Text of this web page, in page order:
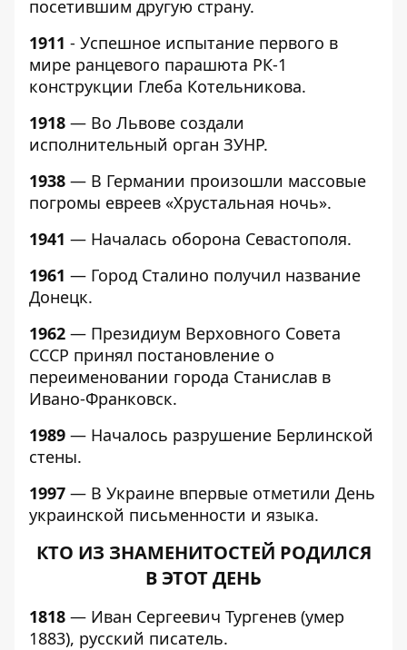
посетившим другую страну.
1911 - Успешное испытание первого в
мире ранцевого парашюта РК-1
конструкции Глеба Котельникова.
1918 — Во Львове создали
исполнительный орган ЗУНР.
1938 — В Германии произошли массовые
погромы евреев «Хрустальная ночь».
1941 — Началась оборона Севастополя.
1961 — Город Сталино получил название
Донецк.
1962 — Президиум Верховного Совета
СССР принял постановление о
переименовании города Станислав в
Ивано-Франковск.
1989 — Началось разрушение Берлинской
стены.
1997 — В Украине впервые отметили День
украинской письменности и языка.
КТО ИЗ ЗНАМЕНИТОСТЕЙ РОДИЛСЯ
В ЭТОТ ДЕНЬ
1818 — Иван Сергеевич Тургенев (умер
1883), русский писатель.